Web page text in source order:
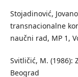
Stojadinović,
transnacionalne
naučni rad, MP 1,
Svitličić, M.
Beograd